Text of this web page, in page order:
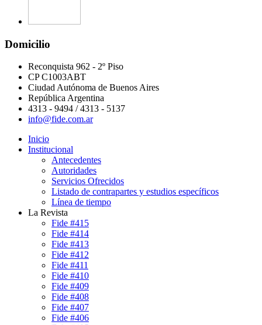
Domicilio
Reconquista 962 - 2º Piso
CP C1003ABT
Ciudad Autónoma de Buenos Aires
República Argentina
4313 - 9494 / 4313 - 5137
info@fide.com.ar
Inicio
Institucional
Antecedentes
Autoridades
Servicios Ofrecidos
Listado de contrapartes y estudios específicos
Línea de tiempo
La Revista
Fide #415
Fide #414
Fide #413
Fide #412
Fide #411
Fide #410
Fide #409
Fide #408
Fide #407
Fide #406